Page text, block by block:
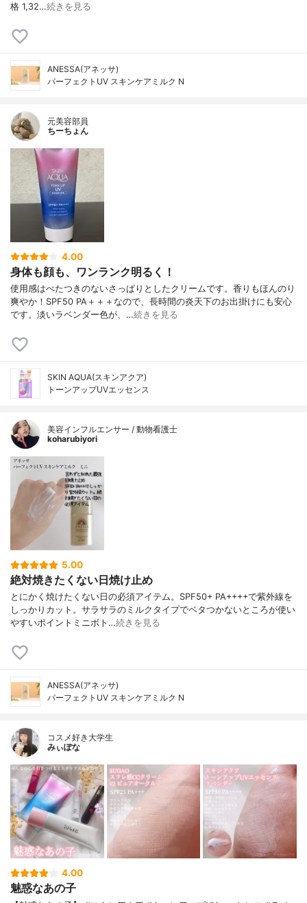
格 1,32…続きを見る
ANESSA(アネッサ)
パーフェクトUV スキンケアミルク N
元美容部員
ちーちょん
4.00
身体も顔も、ワンランク明るく！
使用感はべたつきのないさっぱりとしたクリームです。香りもほんのり
爽やか！SPF50 PA＋＋＋なので、長時間の炎天下のお出掛けにも安心
です。淡いラベンダー色が、…続きを見る
SKIN AQUA(スキンアクア)
トーンアップUVエッセンス
美容インフルエンサー / 動物看護士
koharubiyori
5.00
絶対焼きたくない日焼け止め
とにかく焼けたくない日の必須アイテム。SPF50+ PA++++で紫外線を
しっかりカット。サラサラのミルクタイプでベタつかないところが使い
やすいポイントミニボト…続きを見る
ANESSA(アネッサ)
パーフェクトUV スキンケアミルク N
コスメ好き大学生
みぃぽな
4.00
魅惑なあの子